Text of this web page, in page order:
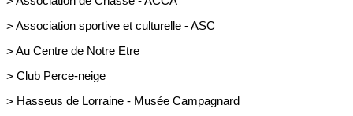
> Association sportive et culturelle - ASC
> Au Centre de Notre Etre
> Club Perce-neige
> Hasseus de Lorraine - Musée Campagnard